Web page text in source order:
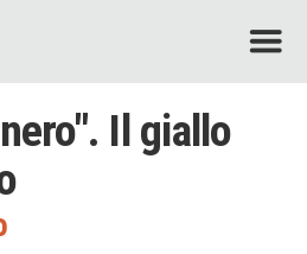
Il giallo